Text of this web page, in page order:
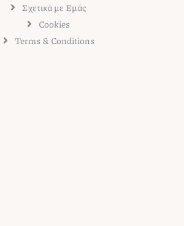
Σχετικά με Εμάς
Cookies
Terms & Conditions